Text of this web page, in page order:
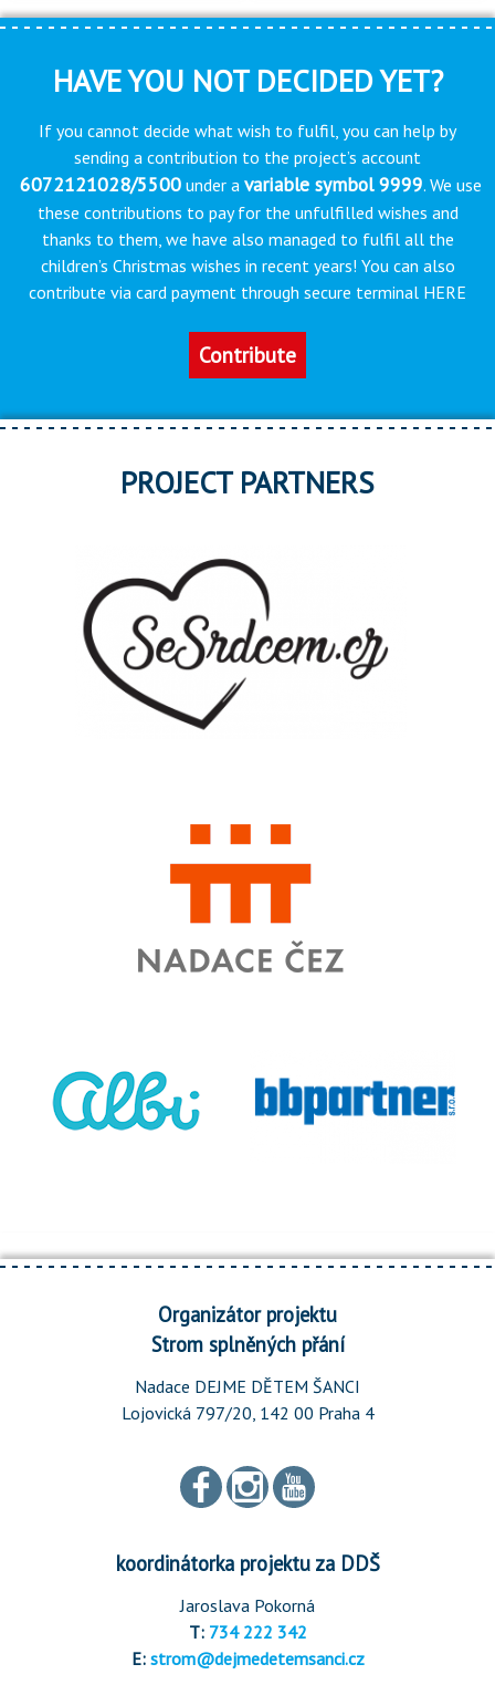
HAVE YOU NOT DECIDED YET?
If you cannot decide what wish to fulfil, you can help by
sending a contribution to the project’s account
6072121028/5500under a variable symbol 9999. We use
these contributions to pay for the unfulfilled wishes and
thanks to them, we have also managed to fulfil all the
children’s Christmas wishes in recent years! You can also
contribute via card payment through secure terminal HERE
Contribute
PROJECT PARTNERS
Organizátor projektu
Strom splněných přání
Nadace DEJME DĚTEM ŠANCI
Lojovická 797/20, 142 00 Praha 4
koordinátorka projektu za DDŠ
Jaroslava Pokorná
T: 734 222 342
E: strom@dejmedetemsanci.cz